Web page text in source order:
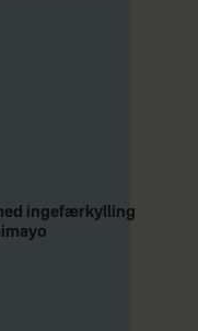
ingefærkylling